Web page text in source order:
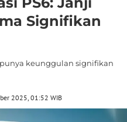
Signifikan
punya keunggulan signifikan
2025, 01:52 WIB